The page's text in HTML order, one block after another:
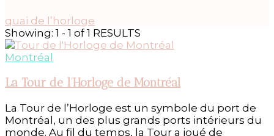
quai de l’horloge
Showing: 1 - 1 of 1 RESULTS
Montréal
La Tour de l’Horloge de Montréal
La Tour de l’Horloge est un symbole du port de
Montréal, un des plus grands ports intérieurs du
monde. Au fil du temps, la Tour a joué de